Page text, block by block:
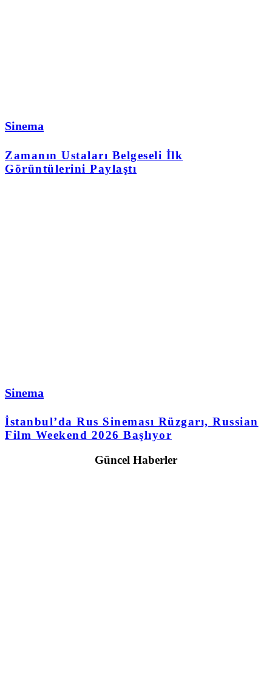
Sinema
Zamanın Ustaları Belgeseli İlk
Görüntülerini Paylaştı
Sinema
İstanbul’da Rus Sineması Rüzgarı, Russian
Film Weekend 2026 Başlıyor
Güncel Haberler